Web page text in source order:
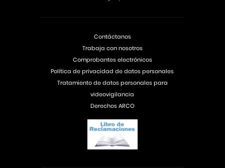
Contáctanos
Trabaja con nosotros
Comprobantes electrónicos
Política de privacidad de datos personales
Tratamiento de datos personales para
videovigilancia
Derechos ARCO